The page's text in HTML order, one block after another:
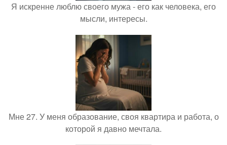
Я искренне люблю своего мужа - его как человека, его
мысли, интересы.
Мне 27. У меня образование, своя квартира и работа, о
которой я давно мечтала.